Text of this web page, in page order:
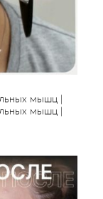
мышц |
мышц |